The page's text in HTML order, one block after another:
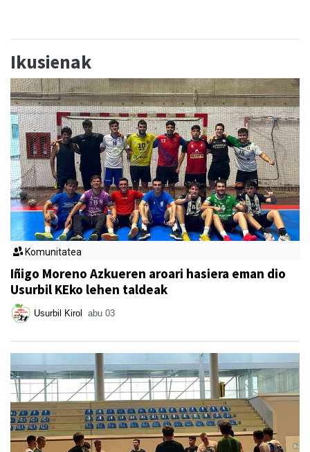
Ikusienak
Komunitatea
Iñigo Moreno Azkueren aroari hasiera eman dio
Usurbil KEko lehen taldeak
Usurbil Kirol abu 03